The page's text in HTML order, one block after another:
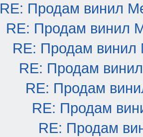
RE: Продам винил
RE: Продам винил
RE: Продам винил
RE: Продам
RE: Продам
RE: Продам
RE: Продам